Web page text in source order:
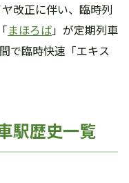
改正に伴い、臨時列
まほろば」が定期列車
で臨時快速「エキス
駅歴史一覧